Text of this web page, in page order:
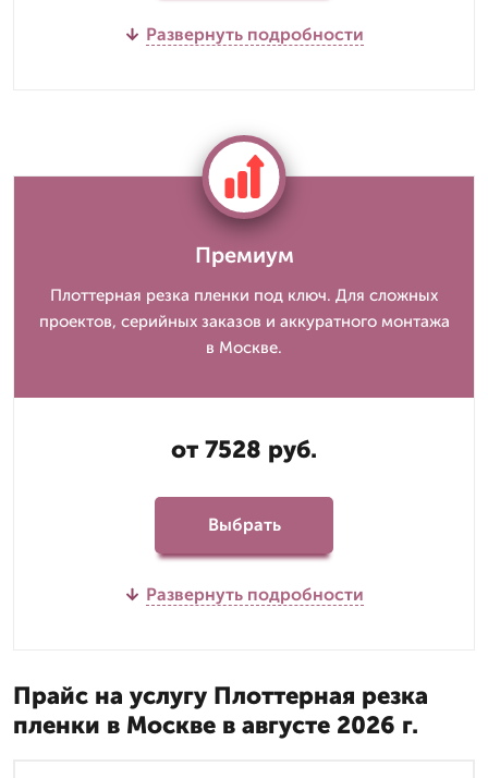
Развернуть подробности
Премиум
Плоттерная резка пленки под ключ. Для сложных
проектов, серийных заказов и аккуратного монтажа
в Москве.
от 7528 руб.
Выбрать
Развернуть подробности
Прайс на услугу Плоттерная резка
пленки в Москве в августе 2026 г.